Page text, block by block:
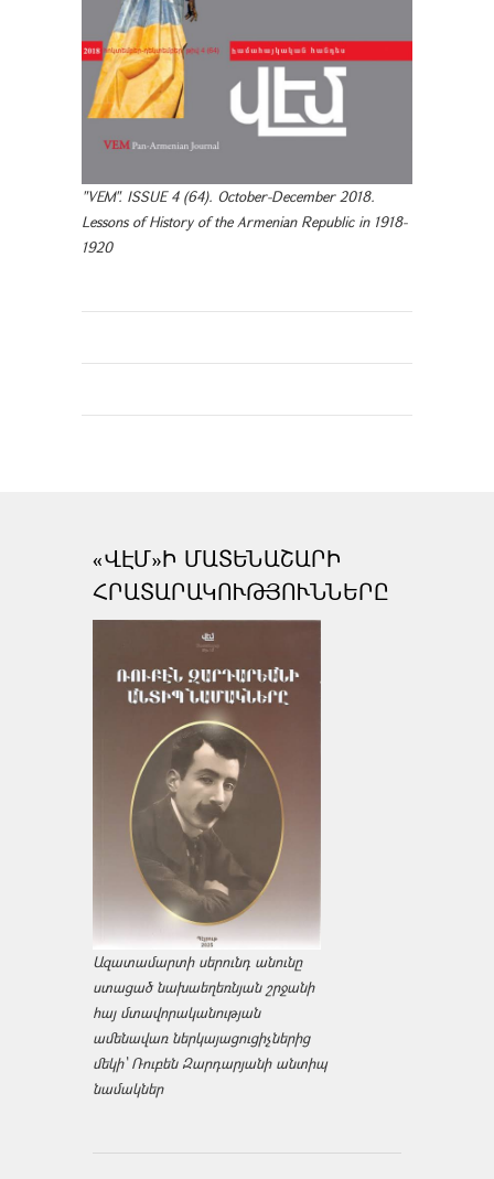
"VEM". ISSUE 4 (64). October-December 2018.
Lessons of History of the Armenian Republic in 1918-
1920
«ՎԷՄ»Ի ՄԱՏԵՆԱՇԱՐԻ
ՀՐԱՏԱՐԱԿՈՒԹՅՈՒՆՆԵՐԸ
Ազատամարտի սերունդ անունը
ստացած նախաեղեռնյան շրջանի
հայ մտավորականության
ամենավառ ներկայացուցիչներից
մեկի՝ Ռուբեն Զարդարյանի անտիպ
նամակներ